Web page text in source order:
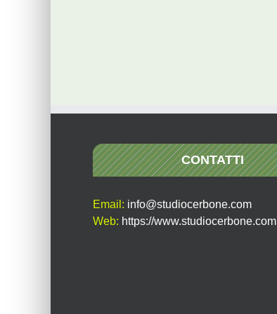
CONTATTI
Email: info@studiocerbone.com
Web: https://www.studiocerbone.com